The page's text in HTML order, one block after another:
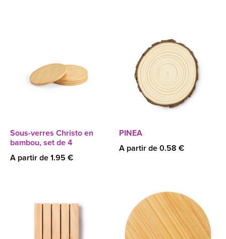
Sous-verres Christo en
bambou, set de 4
A partir de 1.95 €
PINEA
A partir de 0.58 €